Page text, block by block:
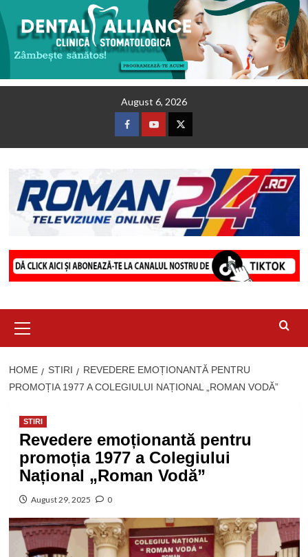
August 6, 2026
FacebookYoutubeTwitter
Menu
HOME STIRI
REVEDERE EMOȚIONANTĂ PENTRU
PROMOȚIA 1977 A COLEGIULUI NAȚIONAL „ROMAN VODĂ”
STIRI
Revedere emoționantă pentru
promoția 1977 a Colegiului
Național „Roman Vodă”
August 29, 2025 0